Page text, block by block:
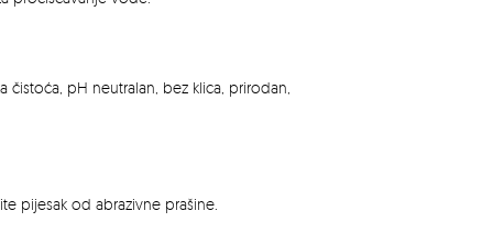
čistoća, pH neutralan, bez klica, prirodan,
pijesak od abrazivne prašine.